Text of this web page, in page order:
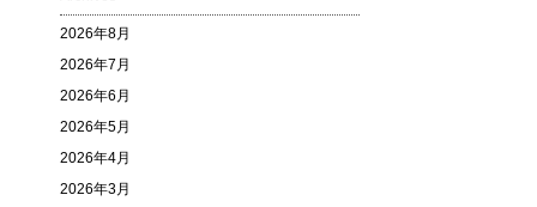
2026年8月
2026年7月
2026年6月
2026年5月
2026年4月
2026年3月